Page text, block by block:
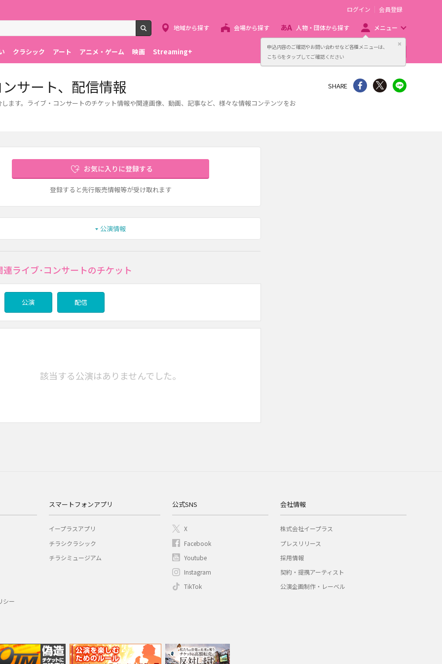
申込内容のご確認やお問い合わせなど各種メニューは、
こちらをタップしてご確認ください
閉じる
検索
ログイン 会員登録
地域から探す 会場から探す 人物・団体から探す メニュー
クラシック アート アニメ・ゲーム 映画 Streaming+ 主催者向け販売サービス
サート、配信情報
ます。ライブ・コンサートのチケット情報や関連画像、動画、記事など、様々な情報コンテンツをお
SHARE シェア Twitter
お気に入りに登録する
登録すると先行販売情報等が受け取れます
公演情報
ライブ･コンサートのチケット
公演 配信
該当する公演はありませんでした。
シー
スマートフォンアプリ
イープラスアプリ
チラシクラシック
チラシミュージアム
公式SNS
X
Facebook
Youtube
Instagram
TikTok
会社情報
株式会社イープラス
プレスリリース
採用情報
契約・提携アーティスト
公演企画制作・レーベル